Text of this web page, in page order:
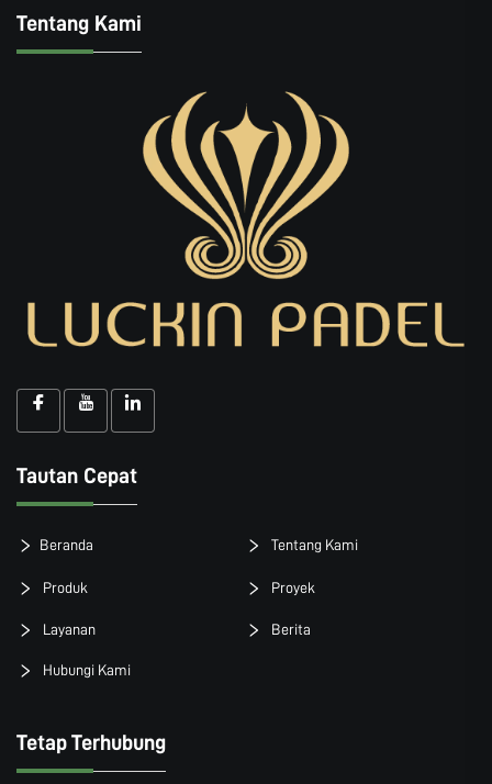
Tentang Kami
Tautan Cepat
Beranda Tentang Kami
Produk Proyek
Layanan Berita
Hubungi Kami
Tetap Terhubung